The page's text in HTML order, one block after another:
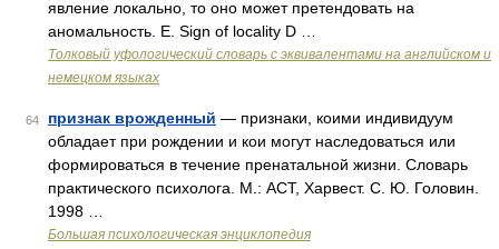
явление локально, то оно может претендовать на
аномальность. E. Sign of locality D …
Толковый уфологический словарь с эквивалентами на английском и
немецком языках
64 признак врожденный — признаки, коими индивидуум
обладает при рождении и кои могут наследоваться или
формироваться в течение пренатальной жизни. Словарь
практического психолога. М.: АСТ, Харвест. С. Ю. Головин.
1998 …
Большая психологическая энциклопедия